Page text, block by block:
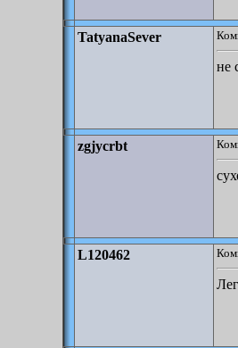
TatyanaSever
не
zgjycrbt
L120462